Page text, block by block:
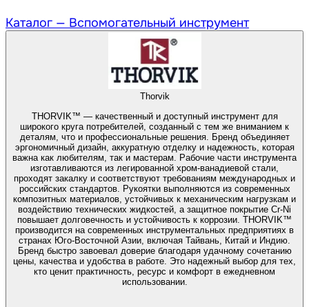
Каталог — Вспомогательный инструмент
Thorvik
THORVIK™ — качественный и доступный инструмент для
широкого круга потребителей, созданный с тем же вниманием к
деталям, что и профессиональные решения. Бренд объединяет
эргономичный дизайн, аккуратную отделку и надежность, которая
важна как любителям, так и мастерам. Рабочие части инструмента
изготавливаются из легированной хром-ванадиевой стали,
проходят закалку и соответствуют требованиям международных и
российских стандартов. Рукоятки выполняются из современных
композитных материалов, устойчивых к механическим нагрузкам и
воздействию технических жидкостей, а защитное покрытие Cr-Ni
повышает долговечность и устойчивость к коррозии. THORVIK™
производится на современных инструментальных предприятиях в
странах Юго-Восточной Азии, включая Тайвань, Китай и Индию.
Бренд быстро завоевал доверие благодаря удачному сочетанию
цены, качества и удобства в работе. Это надежный выбор для тех,
кто ценит практичность, ресурс и комфорт в ежедневном
использовании.